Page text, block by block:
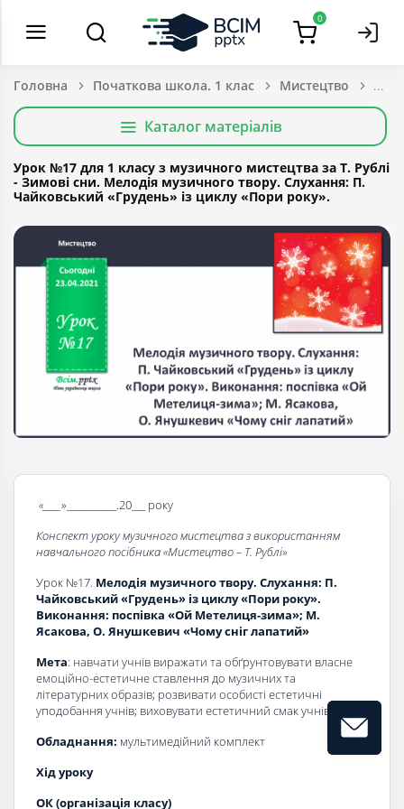
0
Головна Початкова школа. 1 клас Мистецтво
Каталог матеріалів
Урок №17 для 1 класу з музичного мистецтва за Т. Рублі
- Зимові сни. Мелодія музичного твору. Слухання: П.
Чайковський «Грудень» із циклу «Пори року».
«____ »___________.20___ року
Конспект уроку музичного мистецтва з використанням
навчального посібника «Мистецтво – Т. Рублі»
Урок №17. Мелодія музичного твору. Слухання: П.
Чайковський «Грудень» із циклу «Пори року».
Виконання: поспівка «Ой Метелиця-зима»; М.
Ясакова, О. Янушкевич «Чому сніг лапатий»
Мета: навчати учнів виражати та обґрунтовувати власне
емоційно-естетичне ставлення до музичних та
літературних образів; розвивати особисті естетичні
уподобання учнів; виховувати естетичний смак учнів.
Обладнання: мультимедійний комплект
Хід уроку
ОК (організація класу)